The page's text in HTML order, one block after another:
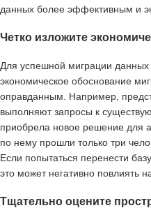
данных более эффективным и
Четко изложите
Для успешной миграции
экономическое обоснование
оправданным. Например,
выполняют запросы к
приобрела новое решение для
по нему прошли только три
Если попытаться перенести
это может негативно повлиять
Тщательно оцените